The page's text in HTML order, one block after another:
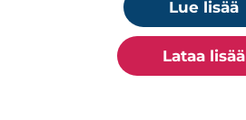
Lue lisää
Lataa lisää